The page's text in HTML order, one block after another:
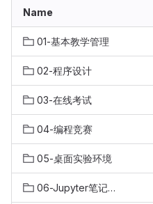
Name
01-基本教学管理
02-程序设计
03-在线考试
04-编程竞赛
05-桌面实验环境
06-Jupyter笔记实验环境